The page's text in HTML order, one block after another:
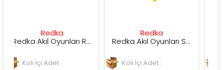
Redka Akıl Oyunları Renk Dedektifi Oyunu
Adet :
Redka Akıl Oyunları Strateji Üçgeni Oyunu
Koli İçi Adet :
Koli İçi